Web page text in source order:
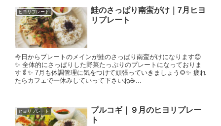
ヒヨリプレート
鮭のさっぱり南蛮がけ｜7月ヒヨ
リプレート
今日からプレートのメインが鮭のさっぱり南蛮がけになります😊
✨ 全体的にさっぱりした野菜たっぷりのプレートになっておりま
す🥬✨ 7月も体調管理に気をつけて頑張っていきましょう🌻✨ 疲れ
たらカフェで一休みしていって下さいね☕...
ヒヨリプレート
プルコギ｜９月のヒヨリプレー
ト